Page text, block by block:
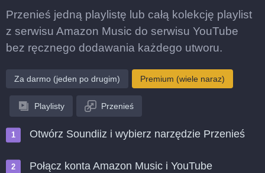
Przenieś jedną playlistę lub całą kolekcję playlist
z serwisu Amazon Music do serwisu YouTube
bez ręcznego dodawania każdego utworu.
Za darmo (jeden po drugim) Premium (wiele naraz)
Playlisty Przenieś
Otwórz Soundiiz i wybierz narzędzie Przenieś
Połącz konta Amazon Music i YouTube